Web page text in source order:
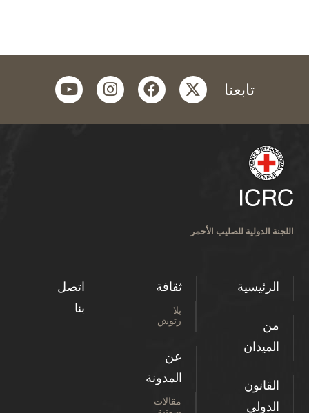
تابعنا twitter
facebook
instagram
youtube
اللجنة الدولية للصليب الأحمر
الرئيسية
من
الميدان
القانون
الدولي
ثقافة
بلا
رتوش
عن
المدونة
مقالات
اتصل
بنا